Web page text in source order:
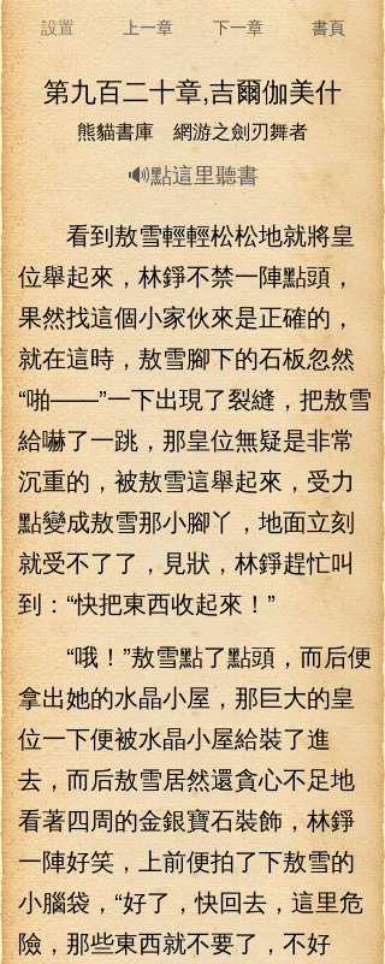
設置 上一章 下一章 書頁
第九百二十章,吉爾伽美什
熊貓書庫 網游之劍刃舞者
🔊點這里聽書
看到敖雪輕輕松松地就將皇
位舉起來，林錚不禁一陣點頭，
果然找這個小家伙來是正確的，
就在這時，敖雪腳下的石板忽然
“啪——”一下出現了裂縫，把敖雪
給嚇了一跳，那皇位無疑是非常
沉重的，被敖雪這舉起來，受力
點變成敖雪那小腳丫，地面立刻
就受不了了，見狀，林錚趕忙叫
到：“快把東西收起來！”
“哦！”敖雪點了點頭，而后便
拿出她的水晶小屋，那巨大的皇
位一下便被水晶小屋給裝了進
去，而后敖雪居然還貪心不足地
看著四周的金銀寶石裝飾，林錚
一陣好笑，上前便拍了下敖雪的
小腦袋，“好了，快回去，這里危
險，那些東西就不要了，不好